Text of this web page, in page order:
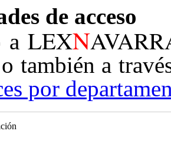
de acceso
aLEXN
también a
por